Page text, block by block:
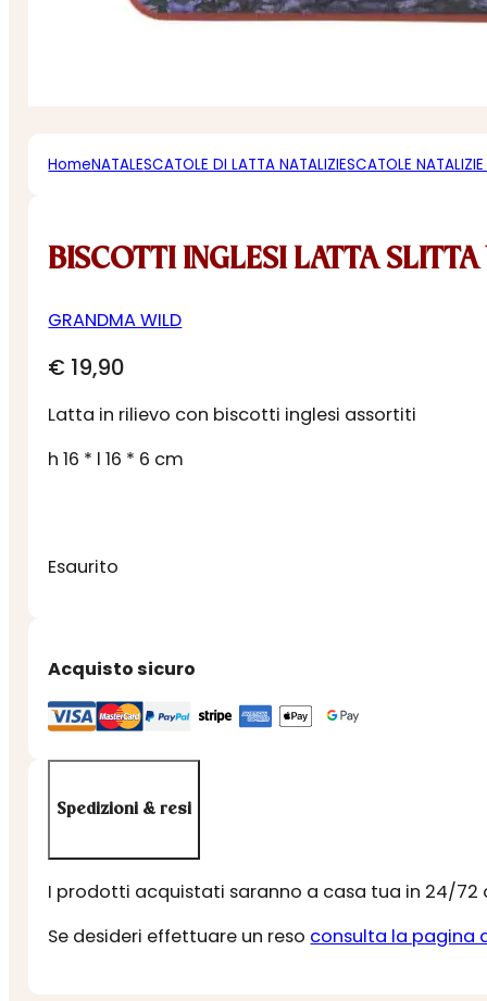
HomeNATALESCATOLE DI LATTA NATALIZIESCATOLE
BISCOTTI INGLESI LATTA
GRANDMA WILD
€ 19,90
Latta in rilievo con biscotti inglesi assortiti
h 16 * l 16 * 6 cm
Esaurito
Acquisto sicuro
Spedizioni & resi
I prodotti acquistati saranno a casa tua in 24/72
Se desideri effettuare un reso consulta la pagina